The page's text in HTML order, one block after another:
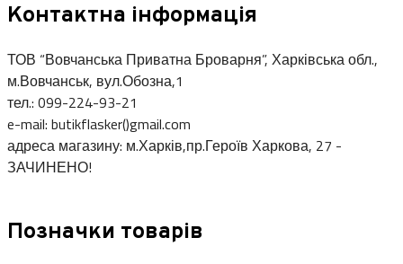
Контактна інформація
ТОВ “Вовчанська Приватна Броварня”, Харківська обл.,
м.Вовчанськ, вул.Обозна,1
тел.: 099-224-93-21
e-mail: butikflasker()gmail.com
адреса магазину: м.Харків,пр.Героїв Харкова, 27 -
ЗАЧИНЕНО!
Позначки товарів